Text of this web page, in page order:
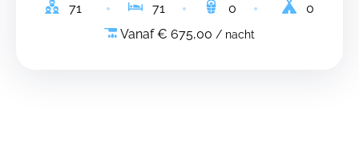
71 71 0
0
Vanaf € 675,00 / nacht